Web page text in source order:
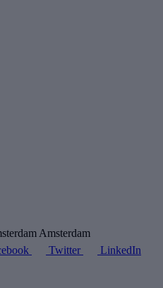
Amsterdam
Twitter LinkedIn